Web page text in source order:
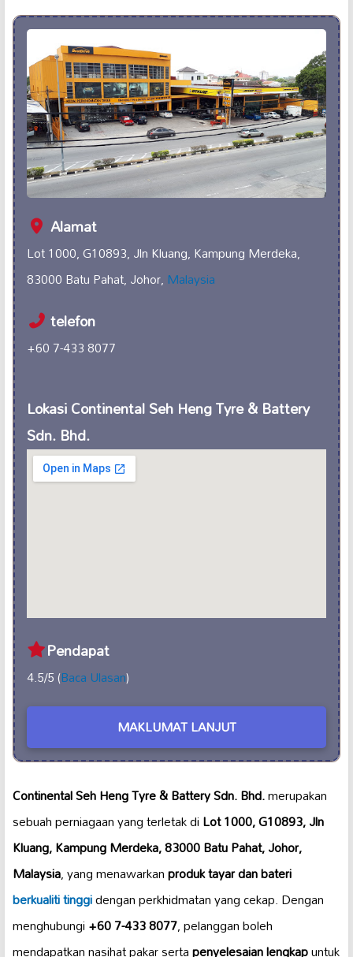
Alamat
Lot 1000, G10893, Jln Kluang, Kampung Merdeka,
83000 Batu Pahat, Johor,Malaysia
telefon
+60 7-433 8077
Lokasi Continental Seh Heng Tyre & Battery
Sdn. Bhd.
Pendapat
4.5/5 (Baca Ulasan)
MAKLUMAT LANJUT
Continental Seh Heng Tyre & Battery Sdn. Bhd.merupakan
sebuah perniagaan yang terletak diLot 1000, G10893, Jln
Kluang, Kampung Merdeka, 83000 Batu Pahat, Johor,
Malaysia, yang menawarkanproduk tayar dan bateri
berkualiti tinggidengan perkhidmatan yang cekap. Dengan
menghubungi+60 7-433 8077, pelanggan boleh
mendapatkan nasihat pakar sertapenyelesaian lengkapuntuk